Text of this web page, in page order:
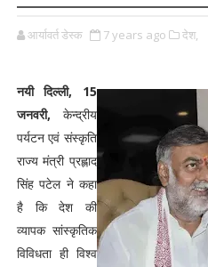
आर्यावर्त डेस्क 7 years ago देश,
नयी दिल्ली, 15
जनवरी,केन्द्रीय
पर्यटन एवं संस्कृति
राज्य मंत्री प्रह्लाद
सिंह पटेल ने कहा
है कि देश की
व्यापक सांस्कृतिक
विविधता ही विश्व